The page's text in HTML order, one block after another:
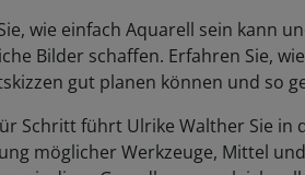
wie einfach Aquarell sein kann
Bilder schaffen. Erfahren Sie,
gut planen können und so
Schritt führt Ulrike Walther Sie in
möglicher Werkzeuge, Mittel